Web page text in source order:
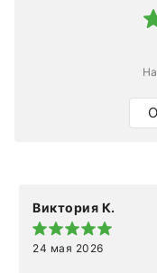
Виктория К.
24 мая 2026